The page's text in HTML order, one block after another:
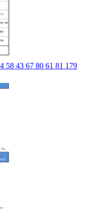
58 43 67 80 61 81 179